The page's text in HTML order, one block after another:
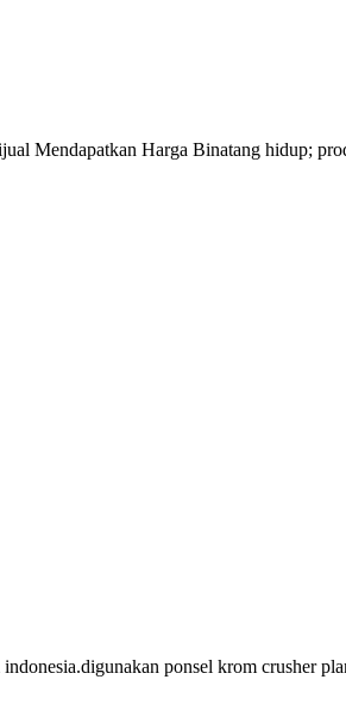
Mendapatkan Harga Binatang hidup;
ponsel krom crusher